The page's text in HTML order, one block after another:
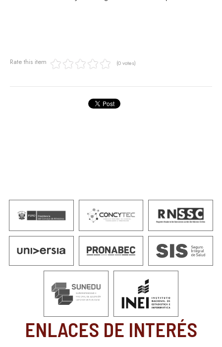
Rate this item (0 votes)
ENLACES DE INTERÉS